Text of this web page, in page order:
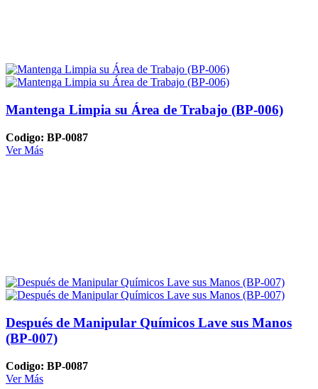
Mantenga Limpia su Área de Trabajo (BP-006)
Codigo: BP-0087
Ver Más
Después de Manipular Químicos Lave sus Manos
(BP-007)
Codigo: BP-0087
Ver Más